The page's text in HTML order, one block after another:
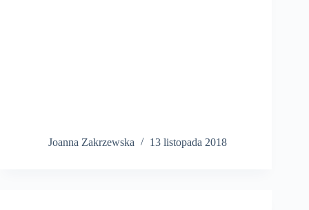
Joanna Zakrzewska 13 listopada 2018